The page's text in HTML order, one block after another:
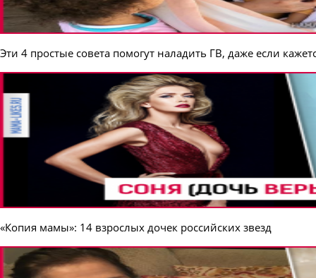
Эти 4 простые совета помогут наладить ГВ, даже если
«Копия мамы»: 14 взрослых дочек российских звезд